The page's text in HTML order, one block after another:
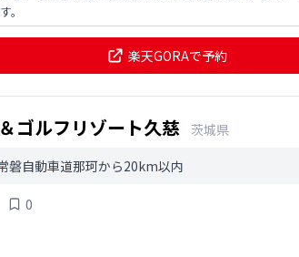
。
楽天GORAで予約
ゴルフリゾート久慈
茨城県
磐自動車道那珂から20km以内
0